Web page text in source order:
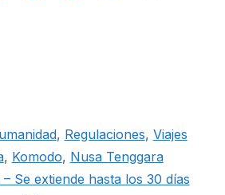
, Regulaciones, Viajes
, Komodo, Nusa Tenggara
– Se extiende hasta los 30 días